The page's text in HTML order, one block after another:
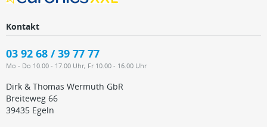
Kontakt
03 92 68 / 39 77 77
Mo - Do 10.00 - 17.00 Uhr, Fr 10.00 - 16.00 Uhr
Dirk & Thomas Wermuth GbR
Breiteweg 66
39435 Egeln